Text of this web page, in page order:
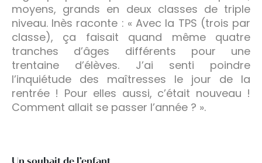
moyens, grands en deux classes de triple
niveau. Inès raconte : « Avec la TPS (trois par
classe), ça faisait quand même quatre
tranches d’âges différents pour une
trentaine d’élèves. J’ai senti poindre
l’inquiétude des maîtresses le jour de la
rentrée ! Pour elles aussi, c’était nouveau !
Comment allait se passer l’année ? ».